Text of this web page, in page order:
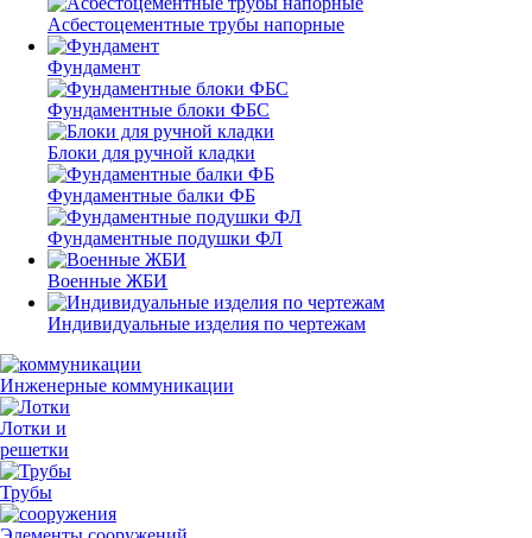
Асбестоцементные трубы напорные
Фундамент
Фундаментные блоки ФБС
Блоки для ручной кладки
Фундаментные балки ФБ
Фундаментные подушки ФЛ
Военные ЖБИ
Индивидуальные изделия по чертежам
Инженерные коммуникации
Лотки и
решетки
Трубы